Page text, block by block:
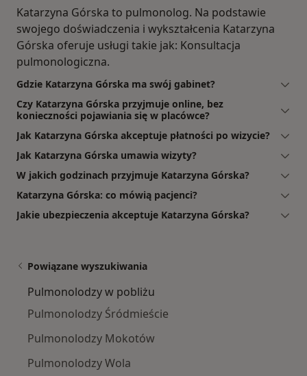
Katarzyna Górska to pulmonolog. Na podstawie
swojego doświadczenia i wykształcenia Katarzyna
Górska oferuje usługi takie jak: Konsultacja
pulmonologiczna.
Gdzie Katarzyna Górska ma swój gabinet?
Czy Katarzyna Górska przyjmuje online, bez
konieczności pojawiania się w placówce?
Jak Katarzyna Górska akceptuje płatności po wizycie?
Jak Katarzyna Górska umawia wizyty?
W jakich godzinach przyjmuje Katarzyna Górska?
Katarzyna Górska: co mówią pacjenci?
Jakie ubezpieczenia akceptuje Katarzyna Górska?
Powiązane wyszukiwania
Pulmonolodzy w pobliżu
Pulmonolodzy Śródmieście
Pulmonolodzy Mokotów
Pulmonolodzy Wola